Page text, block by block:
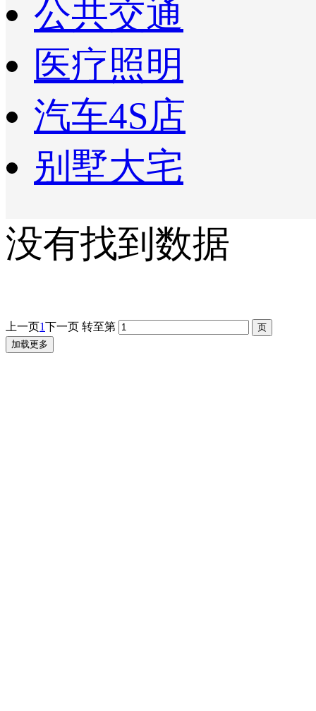
公共交通
医疗照明
汽车4S店
别墅大宅
没有找到数据
上一页1下一页 转至第
加载更多